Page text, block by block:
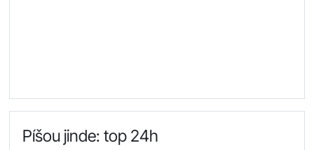
Píšou jinde: top 24h